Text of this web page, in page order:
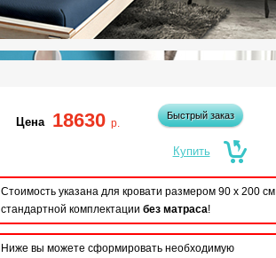
Цена 18630 р.
Быстрый заказ
Стоимость указана для кровати размером 90 x 200 см
стандартной комплектации без матраса!
Ниже вы можете сформировать необходимую